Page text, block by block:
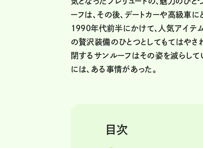
ーフは、その後、デートカーや高級車
1990年代前半にかけて、人気アイテ
の贅沢装備のひとつとしてもてはや
閉するサンルーフはその姿を減らして
には、ある事情があった。
目次